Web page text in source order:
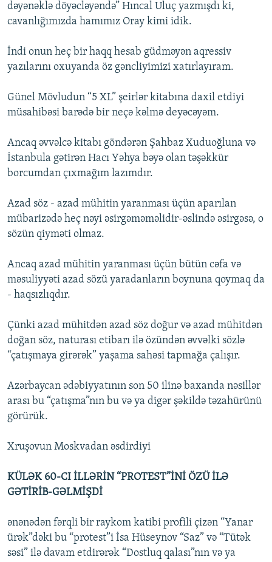
dəyənəklə döyəcləyəndə” Hıncal Uluç yazmışdı ki,
cavanlığımızda hamımız Oray kimi idik.
İndi onun heç bir haqq hesab güdməyən aqressiv
yazılarını oxuyanda öz gəncliyimizi xatırlayıram.
Günel Mövludun “5 XL” şeirlər kitabına daxil etdiyi
müsahibəsi barədə bir neçə kəlmə deyəcəyəm.
Ancaq əvvəlcə kitabı göndərən Şahbaz Xuduoğluna və
İstanbula gətirən Hacı Yəhya bəyə olan təşəkkür
borcumdan çıxmağım lazımdır.
Azad söz - azad mühitin yaranması üçün aparılan
mübarizədə heç nəyi əsirgəməməlidir-əslində əsirgəsə, o
sözün qiyməti olmaz.
Ancaq azad mühitin yaranması üçün bütün cəfa və
məsuliyyəti azad sözü yaradanların boynuna qoymaq da
- haqsızlıqdır.
Çünki azad mühitdən azad söz doğur və azad mühitdən
doğan söz, naturası etibarı ilə özündən əvvəlki sözlə
“çatışmaya girərək” yaşama sahəsi tapmağa çalışır.
Azərbaycan ədəbiyyatının son 50 ilinə baxanda nəsillər
arası bu “çatışma”nın bu və ya digər şəkildə təzahürünü
görürük.
Xruşovun Moskvadan əsdirdiyi
KÜLƏK 60-CI İLLƏRİN “PROTEST”İNİ ÖZÜ İLƏ
GƏTİRİB-GƏLMİŞDİ
ənənədən fərqli bir raykom katibi profili çizən “Yanar
ürək”dəki bu “protest”i İsa Hüseynov “Saz” və “Tütək
səsi” ilə davam etdirərək “Dostluq qalası”nın və ya